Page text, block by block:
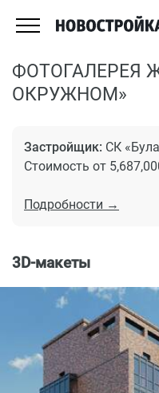
ФОТОГАЛЕРЕЯ
ОКРУЖНОМ»
Застройщик: СК
Стоимость от
Подробности →
3D-макеты